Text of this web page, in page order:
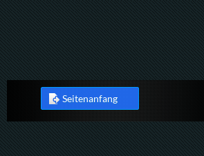
Seitenanfang